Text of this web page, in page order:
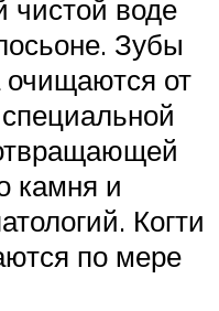
чистой воде
Зубы
от
камня и
Когти
по мере